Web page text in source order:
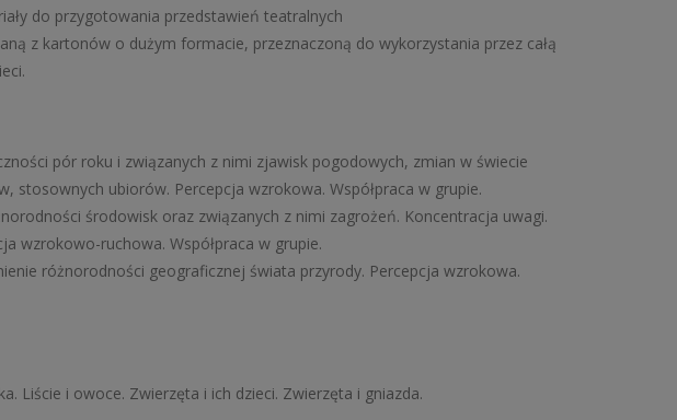
do przygotowania przedstawień teatralnych
z kartonów o dużym formacie, przeznaczoną do wykorzystania przez całą
pór roku i związanych z nimi zjawisk pogodowych, zmian w świecie
stosownych ubiorów. Percepcja wzrokowa. Współpraca w grupie.
środowisk oraz związanych z nimi zagrożeń. Koncentracja uwagi.
wzrokowo-ruchowa. Współpraca w grupie.
różnorodności geograficznej świata przyrody. Percepcja wzrokowa.
Liście i owoce. Zwierzęta i ich dzieci. Zwierzęta i gniazda.